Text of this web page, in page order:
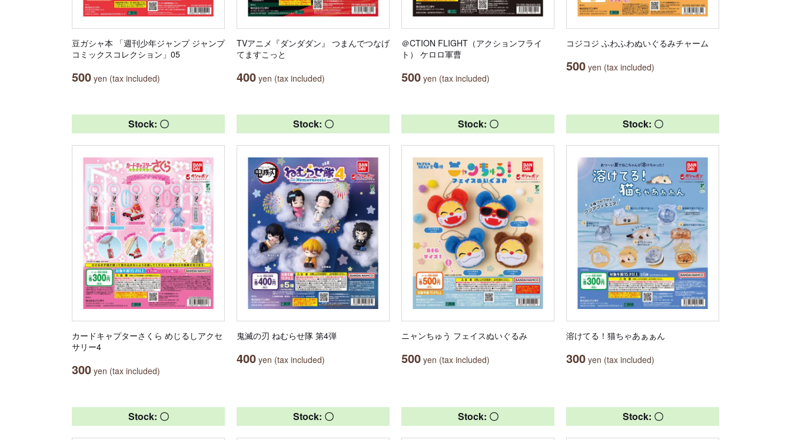
豆ガシャ本 「週刊少年ジャンプ ジャンプ
コミックスコレクション」05
500 yen (tax included)
TVアニメ『ダンダダン』 つまんでつなげ
てますこっと
400 yen (tax included)
＠CTION FLIGHT（アクションフライ
ト） ケロロ軍曹
500 yen (tax included)
コジコジ ふわふわぬいぐるみチャーム
500 yen (tax included)
Stock: 〇
カードキャプターさくら めじるしアクセ
サリー4
300 yen (tax included)
Stock: 〇
鬼滅の刃 ねむらせ隊 第4弾
400 yen (tax included)
Stock: 〇
ニャンちゅう フェイスぬいぐるみ
500 yen (tax included)
Stock: 〇
溶けてる！猫ちゃあぁぁん
300 yen (tax included)
Stock: 〇 Stock: 〇 Stock: 〇 Stock: 〇